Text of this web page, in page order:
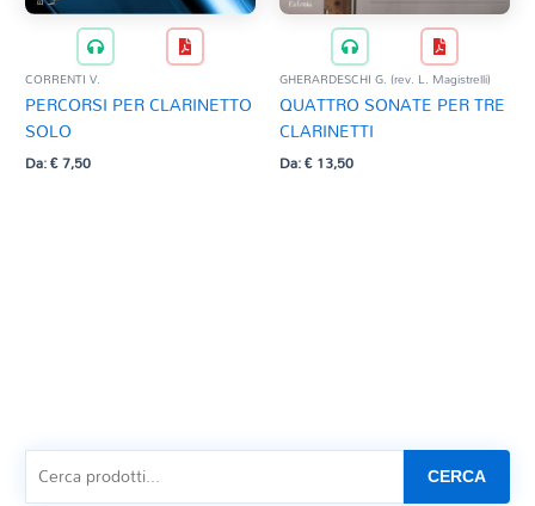
CORRENTI V.
PERCORSI PER CLARINETTO
SOLO
Da:€7,50
GHERARDESCHI G. (rev. L. Magistrelli)
QUATTRO SONATE PER TRE
CLARINETTI
Da:€13,50
CERCA